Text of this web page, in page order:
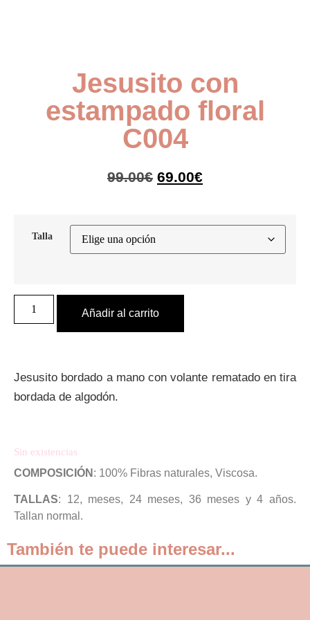
Jesusito con
estampado floral
C004
99.00€ 69.00€
Talla
Añadir al carrito
Jesusito bordado a mano con volante rematado en tira
bordada de algodón.
Sin existencias
COMPOSICIÓN : 100% Fibras naturales, Viscosa.
TALLAS: 12, meses, 24 meses, 36 meses y 4 años.
Tallan normal.
También te puede interesar...